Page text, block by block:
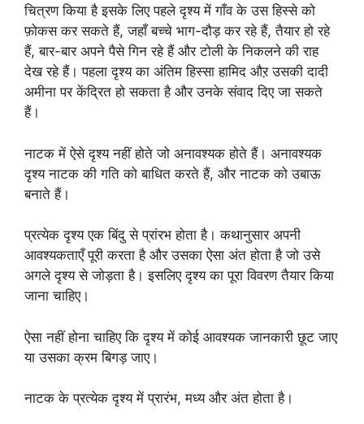
चित्रण किया है इसके लिए पहले दृश्य में गाँव के उस हिस्से को
फ़ोकस कर सकते हैं, जहाँ बच्चे भाग-दौड़ कर रहे हैं, तैयार हो रहे
हैं, बार-बार अपने पैसे गिन रहे हैं और टोली के निकलने की राह
देख रहे हैं। पहला दृश्य का अंतिम हिस्सा हामिद औऱ उसकी दादी
अमीना पर केंद्रित हो सकता है और उनके संवाद दिए जा सकते
हैं।
नाटक में ऐसे दृश्य नहीं होते जो अनावश्यक होते हैं। अनावश्यक
दृश्य नाटक की गति को बाधित करते हैं, और नाटक को उबाऊ
बनाते हैं।
प्रत्येक दृश्य एक बिंदु से प्रांरभ होता है। कथानुसार अपनी
आवश्यकताएँ पूरी करता है और उसका ऐसा अंत होता है जो उसे
अगले दृश्य से जोड़ता है। इसलिए दृश्य का पूरा विवरण तैयार किया
जाना चाहिए।
ऐसा नहीं होना चाहिए कि दृश्य में कोई आवश्यक जानकारी छूट जाए
या उसका क्रम बिगड़ जाए।
नाटक के प्रत्येक दृश्य में प्रारंभ, मध्य और अंत होता है।